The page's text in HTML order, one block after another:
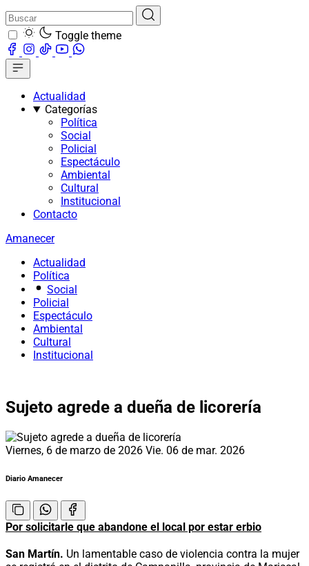
Toggle theme
Actualidad
Categorías
Política
Social
Policial
Espectáculo
Ambiental
Cultural
Institucional
Contacto
Amanecer
Actualidad
Política
Social
Policial
Espectáculo
Ambiental
Cultural
Institucional
Sujeto agrede a dueña de licorería
Viernes, 6 de marzo de 2026 Vie. 06 de mar. 2026
Diario Amanecer
Por solicitarle que abandone el local por estar erbio
San Martín. Un lamentable caso de violencia contra la mujer